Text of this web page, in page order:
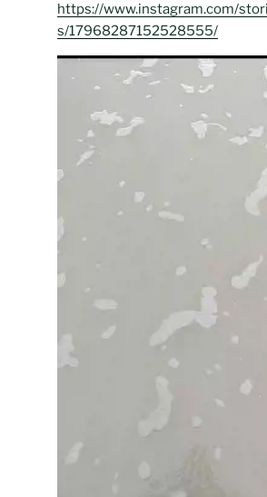
https://www.instagram.com/
s/17968287152528555/